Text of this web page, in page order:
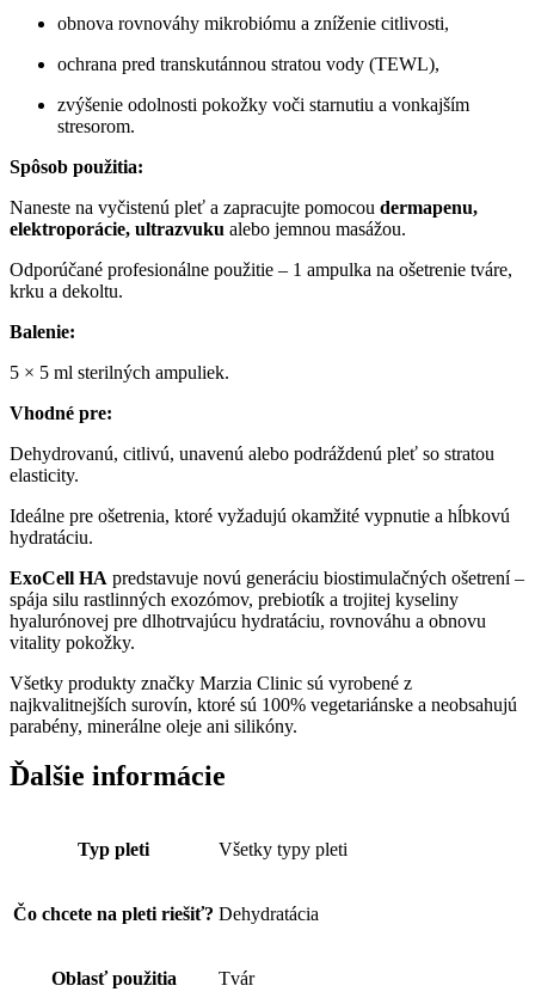
obnova rovnováhy mikrobiómu a zníženie citlivosti,
ochrana pred transkutánnou stratou vody (TEWL),
zvýšenie odolnosti pokožky voči starnutiu a vonkajším
stresorom.
Spôsob použitia:
Naneste na vyčistenú pleť a zapracujte pomocou dermapenu,
elektroporácie, ultrazvuku alebo jemnou masážou.
Odporúčané profesionálne použitie – 1 ampulka na ošetrenie tváre,
krku a dekoltu.
Balenie:
5 × 5 ml sterilných ampuliek.
Vhodné pre:
Dehydrovanú, citlivú, unavenú alebo podráždenú pleť so stratou
elasticity.
Ideálne pre ošetrenia, ktoré vyžadujú okamžité vypnutie a hĺbkovú
hydratáciu.
ExoCell HA predstavuje novú generáciu biostimulačných ošetrení –
spája silu rastlinných exozómov, prebiotík a trojitej kyseliny
hyalurónovej pre dlhotrvajúcu hydratáciu, rovnováhu a obnovu
vitality pokožky.
Všetky produkty značky Marzia Clinic sú vyrobené z
najkvalitnejších surovín, ktoré sú 100% vegetariánske a neobsahujú
parabény, minerálne oleje ani silikóny.
Ďalšie informácie
Typ pleti Všetky typy pleti
Čo chcete na pleti riešiť? Dehydratácia
Oblasť použitia Tvár